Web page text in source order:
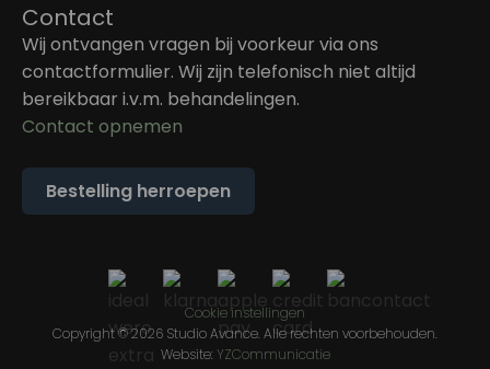
Contact
Wij ontvangen vragen bij voorkeur via ons
contactformulier. Wij zijn telefonisch niet altijd
bereikbaar i.v.m. behandelingen.
Contact opnemen
Bestelling herroepen
Cookie instellingen
Copyright © 2026 Studio Avance. Alle rechten voorbehouden.
Website: YZCommunicatie